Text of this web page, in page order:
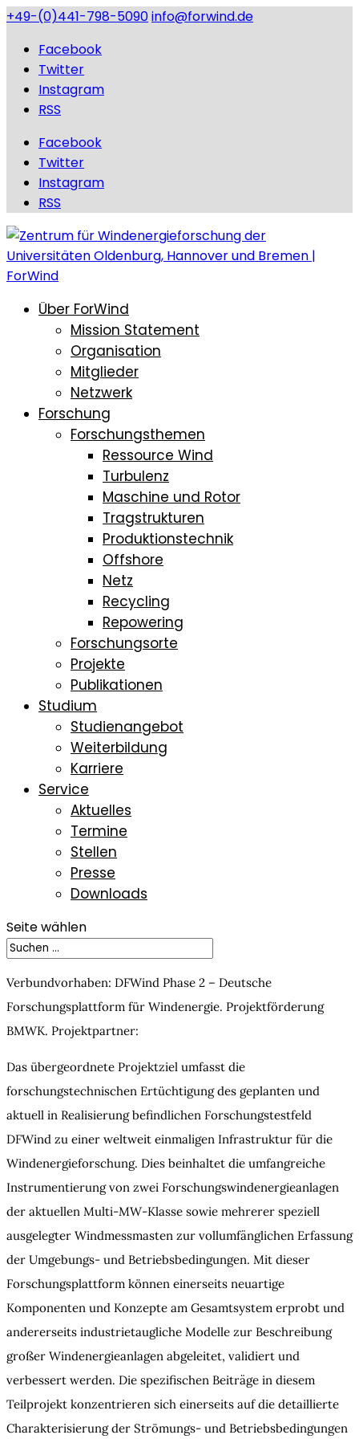
+49-(0)441-798-5090info@forwind.de
Facebook
Twitter
Instagram
RSS
Facebook
Twitter
Instagram
RSS
Über ForWind
Mission Statement
Organisation
Mitglieder
Netzwerk
Forschung
Forschungsthemen
Ressource Wind
Turbulenz
Maschine und Rotor
Tragstrukturen
Produktionstechnik
Offshore
Netz
Recycling
Repowering
Forschungsorte
Projekte
Publikationen
Studium
Studienangebot
Weiterbildung
Karriere
Service
Aktuelles
Termine
Stellen
Presse
Downloads
Seite wählen
Verbundvorhaben: DFWind Phase 2 – Deutsche
Forschungsplattform für Windenergie. Projektförderung
BMWK. Projektpartner:
Das übergeordnete Projektziel umfasst die
forschungstechnischen Ertüchtigung des geplanten und
aktuell in Realisierung befindlichen Forschungstestfeld
DFWind zu einer weltweit einmaligen Infrastruktur für die
Windenergieforschung. Dies beinhaltet die umfangreiche
Instrumentierung von zwei Forschungswindenergieanlagen
der aktuellen Multi-MW-Klasse sowie mehrerer speziell
ausgelegter Windmessmasten zur vollumfänglichen Erfassung
der Umgebungs- und Betriebsbedingungen. Mit dieser
Forschungsplattform können einerseits neuartige
Komponenten und Konzepte am Gesamtsystem erprobt und
andererseits industrietaugliche Modelle zur Beschreibung
großer Windenergieanlagen abgeleitet, validiert und
verbessert werden. Die spezifischen Beiträge in diesem
Teilprojekt konzentrieren sich einerseits auf die detaillierte
Charakterisierung der Strömungs- und Betriebsbedingungen